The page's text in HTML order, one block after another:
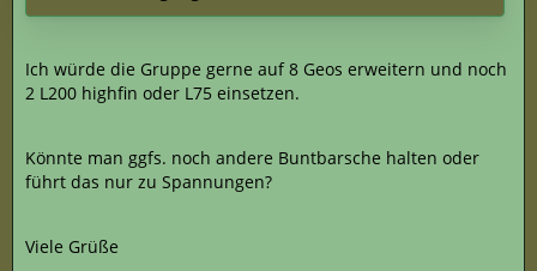
Ich würde die Gruppe gerne auf 8 Geos erweitern und noch
2 L200 highfin oder L75 einsetzen.
Könnte man ggfs. noch andere Buntbarsche halten oder
führt das nur zu Spannungen?
Viele Grüße